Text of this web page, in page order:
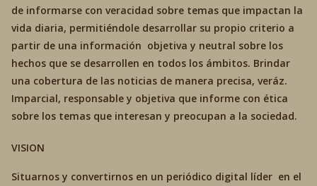
de informarse con veracidad sobre temas que impactan la
vida diaria, permitiéndole desarrollar su propio criterio a
partir de una información objetiva y neutral sobre los
hechos que se desarrollen en todos los ámbitos. Brindar
una cobertura de las noticias de manera precisa, veráz.
Imparcial, responsable y objetiva que informe con ética
sobre los temas que interesan y preocupan a la sociedad.
VISION
Situarnos y convertirnos en un periódico digital líder en el